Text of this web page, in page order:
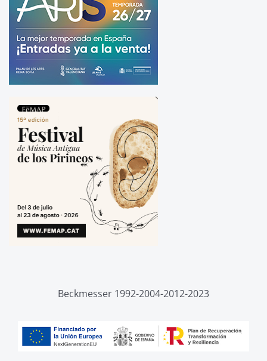
Beckmesser 1992-2004-2012-2023